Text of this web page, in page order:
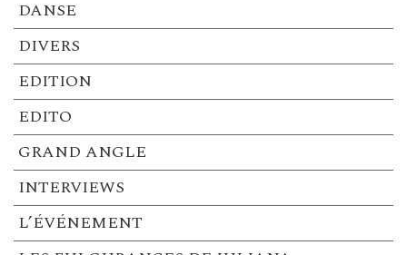
DANSE
DIVERS
EDITION
EDITO
GRAND ANGLE
INTERVIEWS
L’ÉVÉNEMENT